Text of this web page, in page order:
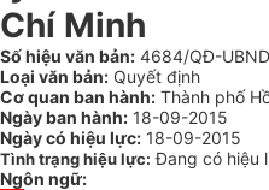
Chí Minh
Số hiệu văn bản: 4684/QĐ-UBND
Loại văn bản: Quyết định
Cơ quan ban hành: Thành phố
Ngày ban hành: 18-09-2015
Ngày có hiệu lực: 18-09-2015
Tình trạng hiệu lực: Đang có hiệu
Ngôn ngữ: